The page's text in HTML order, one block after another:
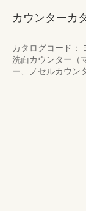
カウンターカ
カタログコード：
洗面カウンター（
ー、ノセルカウン